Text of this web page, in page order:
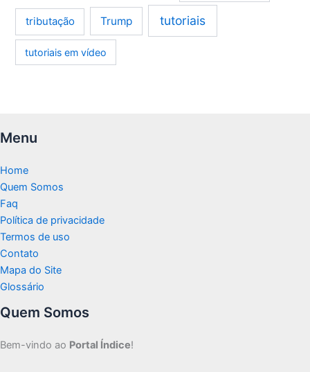
tributação Trump tutoriais
tutoriais em vídeo
Menu
Home
Quem Somos
Faq
Política de privacidade
Termos de uso
Contato
Mapa do Site
Glossário
Quem Somos
Bem-vindo ao Portal Índice!